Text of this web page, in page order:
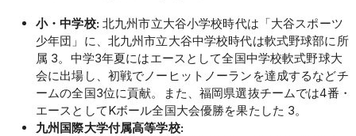
小・中学校:北九州市立大谷小学校時代は「大谷スポーツ
少年団」に、北九州市立大谷中学校時代は軟式野球部に所
属 3。中学3年夏にはエースとして全国中学校軟式野球大
会に出場し、初戦でノーヒットノーランを達成するなどチ
ームの全国3位に貢献。また、福岡県選抜チームでは4番・
エースとしてKボール全国大会優勝を果たした 3。
九州国際大学付属高等学校: